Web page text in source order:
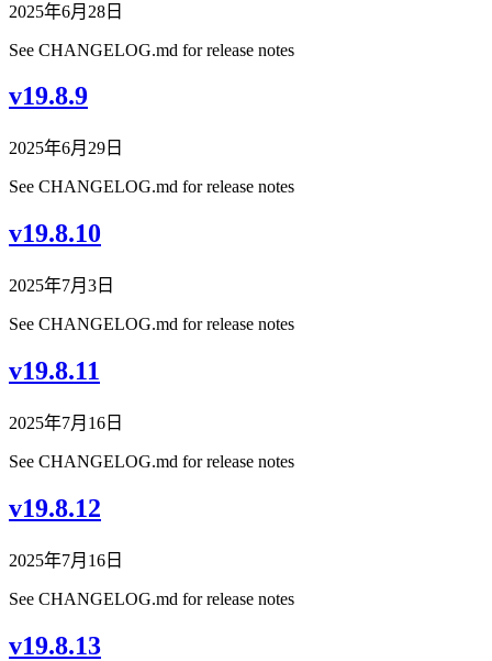
2025年6月28日
See CHANGELOG.md for release notes
v19.8.9
2025年6月29日
See CHANGELOG.md for release notes
v19.8.10
2025年7月3日
See CHANGELOG.md for release notes
v19.8.11
2025年7月16日
See CHANGELOG.md for release notes
v19.8.12
2025年7月16日
See CHANGELOG.md for release notes
v19.8.13